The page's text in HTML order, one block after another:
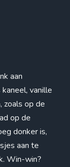
aan
vanille
zoals op de
op de
donker is,
aan te
Win-win?